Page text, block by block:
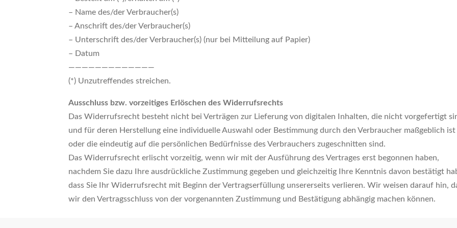
– Name des/der Verbraucher(s)
– Anschrift des/der Verbraucher(s)
– Unterschrift des/der Verbraucher(s) (nur bei Mitteilung auf Papier)
– Datum
—————————————
(*) Unzutreffendes streichen.
Ausschluss bzw. vorzeitiges Erlöschen des Widerrufsrechts
Das Widerrufsrecht besteht nicht bei Verträgen zur Lieferung von digitalen Inhalten, die nicht vorgefertigt
und für deren Herstellung eine individuelle Auswahl oder Bestimmung durch den Verbraucher maßgeblich ist
oder die eindeutig auf die persönlichen Bedürfnisse des Verbrauchers zugeschnitten sind.
Das Widerrufsrecht erlischt vorzeitig, wenn wir mit der Ausführung des Vertrages erst begonnen haben,
nachdem Sie dazu Ihre ausdrückliche Zustimmung gegeben und gleichzeitig Ihre Kenntnis davon bestätigt
dass Sie Ihr Widerrufsrecht mit Beginn der Vertragserfüllung unsererseits verlieren. Wir weisen darauf hin,
wir den Vertragsschluss von der vorgenannten Zustimmung und Bestätigung abhängig machen können.